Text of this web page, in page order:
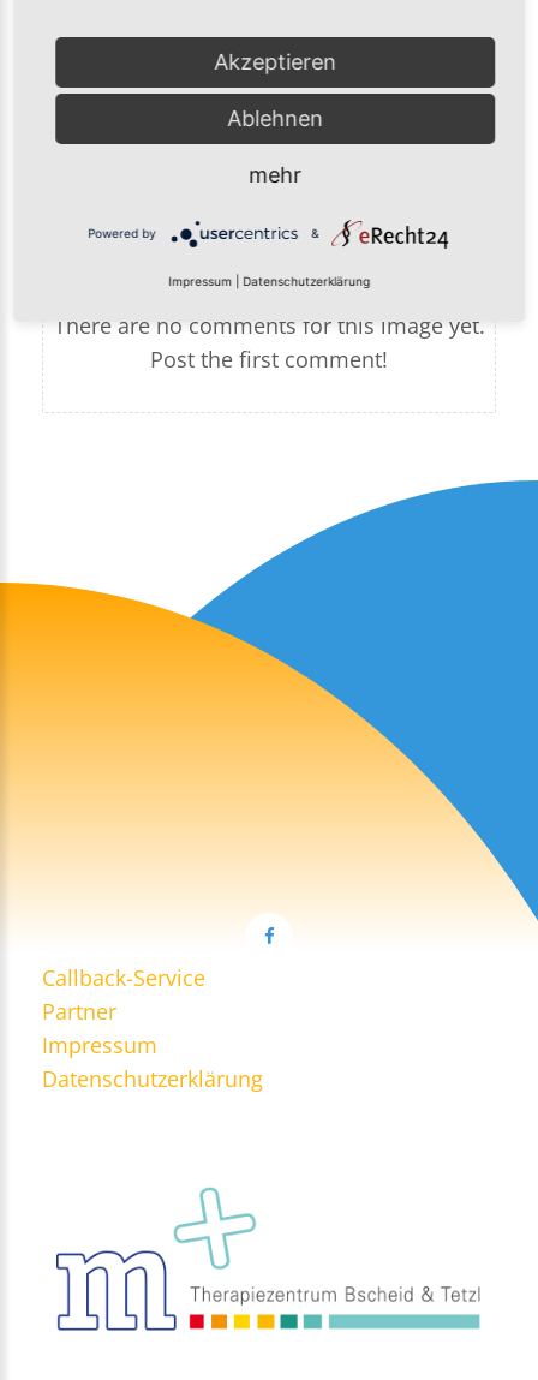
There are no comments for this image yet.
Post the first comment!
Callback-Service
Partner
Impressum
Datenschutzerklärung
Akzeptieren
Ablehnen
mehr
Powered by &
Impressum Datenschutzerklärung